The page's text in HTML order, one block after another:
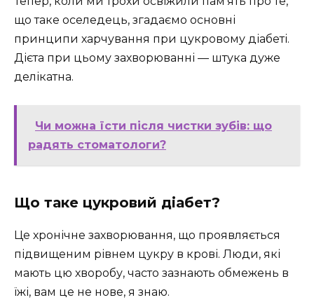
що таке оселедець, згадаємо основні
принципи харчування при цукровому діабеті.
Дієта при цьому захворюванні — штука дуже
делікатна.
Чи можна їсти після чистки зубів: що
радять стоматологи?
Що таке цукровий діабет?
Це хронічне захворювання, що проявляється
підвищеним рівнем цукру в крові. Люди, які
мають цю хворобу, часто зазнають обмежень в
їжі, вам це не нове, я знаю.